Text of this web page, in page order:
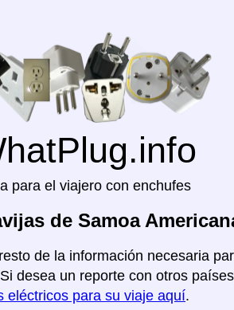
para el viajero con enchufes
de Samoa
de la información necesaria
desea un reporte con otros
eléctricos para su viaje aquí.